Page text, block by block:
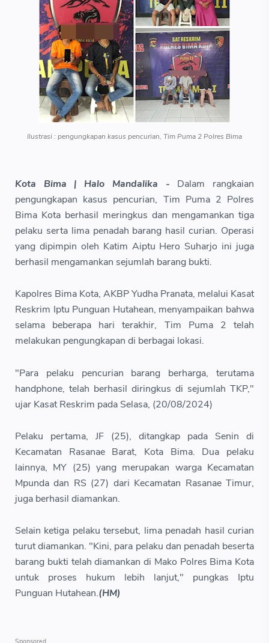
Ilustrasi : pengungkapan kasus pencurian, Tim Puma 2 Polres Bima
Kota Bima | Halo Mandalika - Dalam rangkaian
pengungkapan kasus pencurian, Tim Puma 2 Polres
Bima Kota berhasil meringkus dan mengamankan tiga
pelaku serta lima penadah barang hasil curian. Operasi
yang dipimpin oleh Katim Aiptu Hero Suharjo ini juga
berhasil mengamankan sejumlah barang bukti.
Kapolres Bima Kota, AKBP Yudha Pranata, melalui Kasat
Reskrim Iptu Punguan Hutahean, menyampaikan bahwa
selama beberapa hari terakhir, Tim Puma 2 telah
melakukan pengungkapan di berbagai lokasi.
"Para pelaku pencurian barang berharga, terutama
handphone, telah berhasil diringkus di sejumlah TKP,"
ujar Kasat Reskrim pada Selasa, (20/08/2024)
Pelaku pertama, JF (25), ditangkap pada Senin di
Kecamatan Rasanae Barat, Kota Bima. Dua pelaku
lainnya, MY (25) yang merupakan warga Kecamatan
Mpunda dan RS (27) dari Kecamatan Rasanae Timur,
juga berhasil diamankan.
Selain ketiga pelaku tersebut, lima penadah hasil curian
turut diamankan. "Kini, para pelaku dan penadah beserta
barang bukti telah diamankan di Mako Polres Bima Kota
untuk proses hukum lebih lanjut," pungkas Iptu
Punguan Hutahean.(HM)